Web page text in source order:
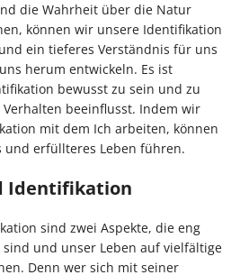
die Wahrheit über die Natur
können wir unsere Identifikation
ein tieferes Verständnis für uns
herum entwickeln. Es ist
bewusst zu sein und zu
beeinflusst. Indem wir
mit dem Ich arbeiten, können
und erfüllteres Leben führen.
Identifikation
sind zwei Aspekte, die eng
und unser Leben auf vielfältige
Denn wer sich mit seiner